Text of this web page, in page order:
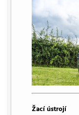
Žací ústrojí